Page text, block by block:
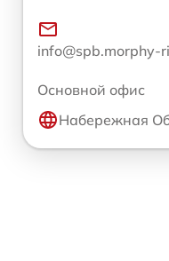
info@spb.morphy-
Основной офис
Набережная